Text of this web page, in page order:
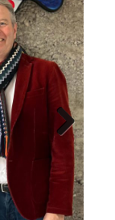
Next